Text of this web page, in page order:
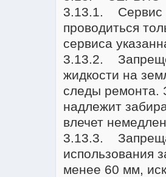
3.13.1. Сервис
проводиться
сервиса
3.13.2.
жидкости на
следы ремонта.
надлежит
влечет
3.13.3.
использования
менее 60 мм,